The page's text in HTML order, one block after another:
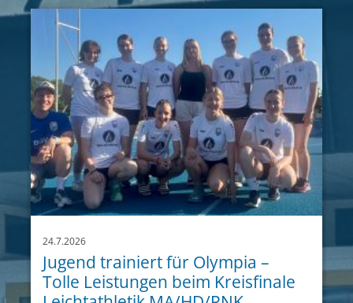
24.7.2026
Jugend trainiert für Olympia –
Tolle Leistungen beim Kreisfinale